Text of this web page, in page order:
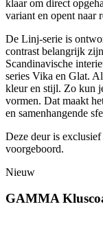
klaar om direct
variant en opent naar
De Linj-serie is
contrast belangrijk
Scandinavische
series Vika en Glat.
kleur en stijl. Zo kun
vormen. Dat maakt
en samenhangende
Deze deur is
voorgeboord.
Nieuw
GAMMA